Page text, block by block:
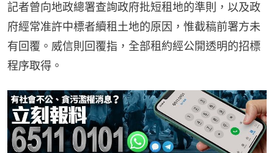
記者曾向地政總署查詢政府批短租地的準則，以及政
府經常准許中標者續租土地的原因，惟截稿前署方未
有回覆。威信則回覆指，全部租約經公開透明的招標
程序取得。